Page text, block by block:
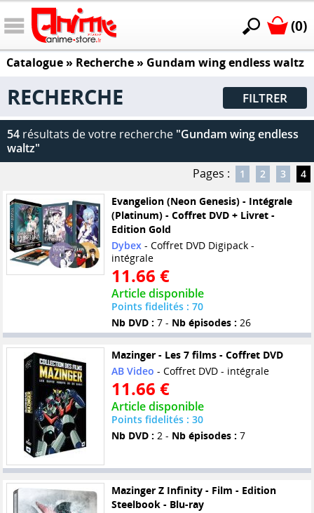
(0)
Catalogue» Recherche » Gundam wing endless waltz
RECHERCHE FILTRER
54 résultats de votre recherche "Gundam wing endless
waltz"
Pages :
1 2 3 4
Evangelion (Neon Genesis) - Intégrale
(Platinum) - Coffret DVD + Livret -
Edition Gold
Dybex- Coffret DVD Digipack -
intégrale
11.66 €
Article disponible
Points fidelités : 70
Nb DVD : 7 - Nb épisodes : 26
Mazinger - Les 7 films - Coffret DVD
AB Video - Coffret DVD - intégrale
11.66 €
Article disponible
Points fidelités : 30
Nb DVD : 2 - Nb épisodes : 7
Mazinger Z Infinity - Film - Edition
Steelbook - Blu-ray